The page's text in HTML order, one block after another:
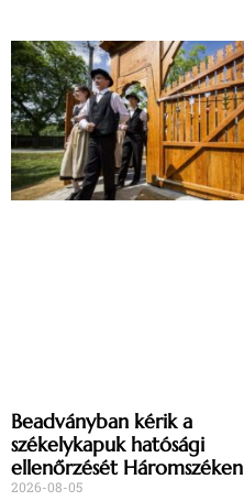
Beadványban kérik a
székelykapuk hatósági
ellenőrzését Háromszéken
2026-08-05